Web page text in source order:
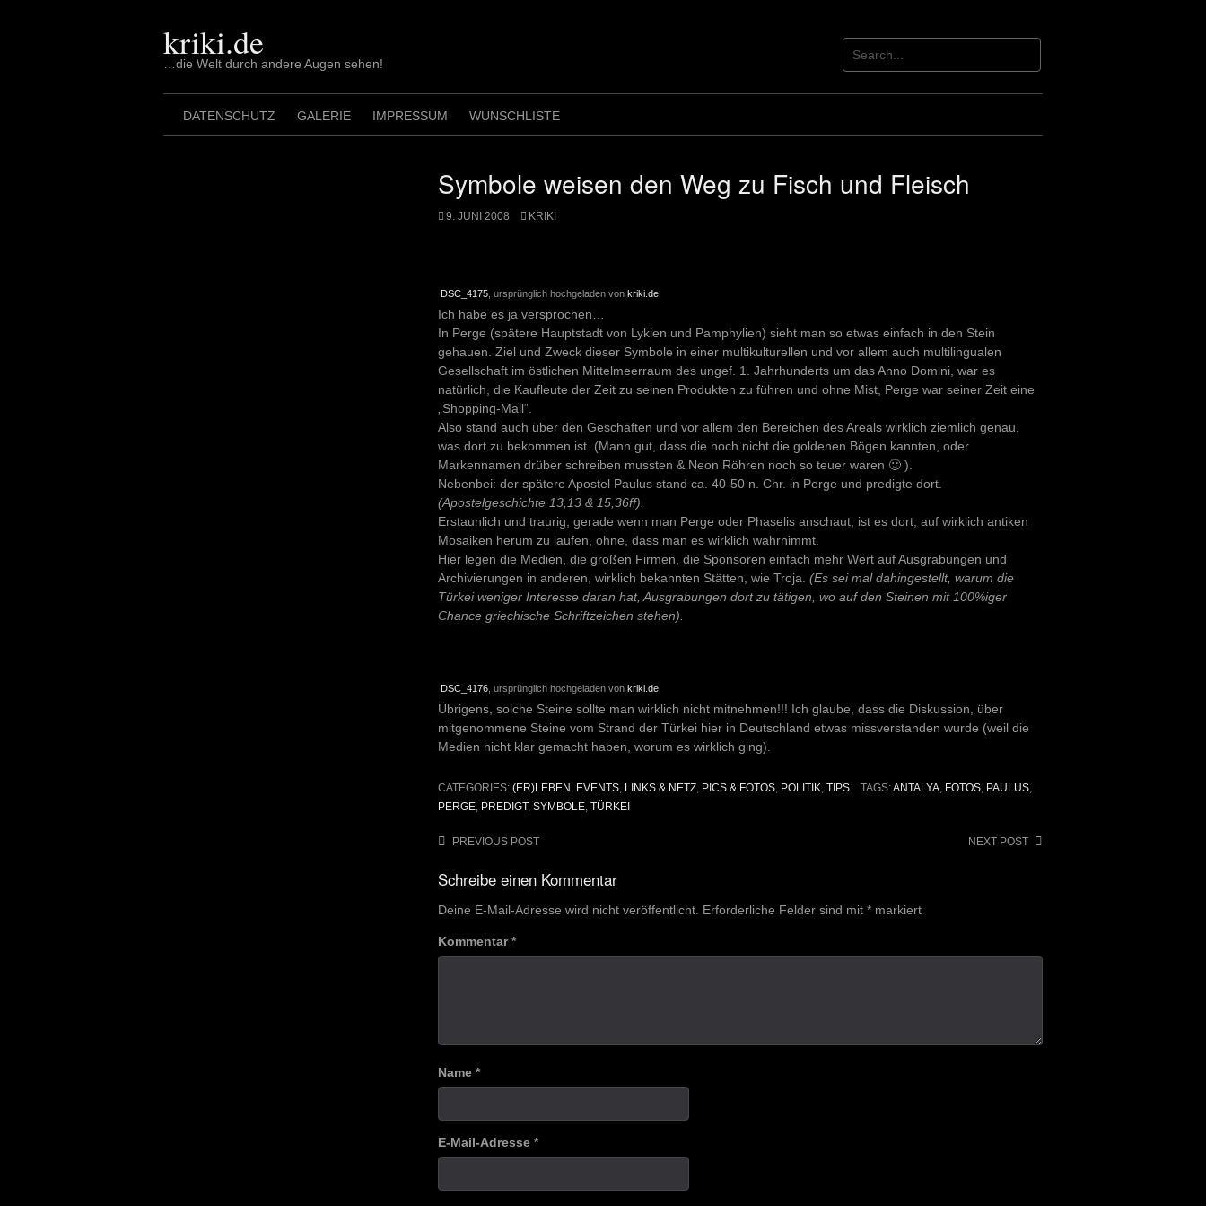
kriki.de
…die Welt durch andere Augen sehen!
DATENSCHUTZ GALERIE IMPRESSUM WUNSCHLISTE
Symbole weisen den Weg zu Fisch und Fleisch
9. JUNI 2008 KRIKI
DSC_4175 , ursprünglich hochgeladen von kriki.de
Ich habe es ja versprochen…
In Perge (spätere Hauptstadt von Lykien und Pamphylien) sieht man so etwas einfach in den Stein
gehauen. Ziel und Zweck dieser Symbole in einer multikulturellen und vor allem auch multilingualen
Gesellschaft im östlichen Mittelmeerraum des ungef. 1. Jahrhunderts um das Anno Domini, war es
natürlich, die Kaufleute der Zeit zu seinen Produkten zu führen und ohne Mist, Perge war seiner Zeit eine
„Shopping-Mall“.
Also stand auch über den Geschäften und vor allem den Bereichen des Areals wirklich ziemlich genau,
was dort zu bekommen ist. (Mann gut, dass die noch nicht die goldenen Bögen kannten, oder
Markennamen drüber schreiben mussten & Neon Röhren noch so teuer waren 🙂 ).
Nebenbei: der spätere Apostel Paulus stand ca. 40-50 n. Chr. in Perge und predigte dort.
(Apostelgeschichte 13,13 & 15,36ff).
Erstaunlich und traurig, gerade wenn man Perge oder Phaselis anschaut, ist es dort, auf wirklich antiken
Mosaiken herum zu laufen, ohne, dass man es wirklich wahrnimmt.
Hier legen die Medien, die großen Firmen, die Sponsoren einfach mehr Wert auf Ausgrabungen und
Archivierungen in anderen, wirklich bekannten Stätten, wie Troja. (Es sei mal dahingestellt, warum die
Türkei weniger Interesse daran hat, Ausgrabungen dort zu tätigen, wo auf den Steinen mit 100%iger
Chance griechische Schriftzeichen stehen).
DSC_4176 , ursprünglich hochgeladen von kriki.de
Übrigens, solche Steine sollte man wirklich nicht mitnehmen!!! Ich glaube, dass die Diskussion, über
mitgenommene Steine vom Strand der Türkei hier in Deutschland etwas missverstanden wurde (weil die
Medien nicht klar gemacht haben, worum es wirklich ging).
CATEGORIES: (ER)LEBEN , EVENTS, LINKS & NETZ, PICS & FOTOS, POLITIK, TIPS TAGS:ANTALYA, FOTOS, PAULUS,
PERGE, PREDIGT, SYMBOLE, TÜRKEI
Post
navigation
PREVIOUS POST NEXT POST
Schreibe einen Kommentar
Deine E-Mail-Adresse wird nicht veröffentlicht. Erforderliche Felder sind mit * markiert
Kommentar*
Name *
E-Mail-Adresse *